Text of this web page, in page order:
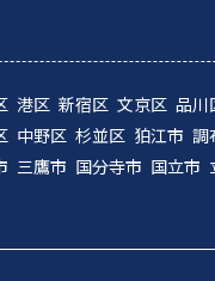
港区 新宿区 文京区 品川
中野区 杉並区 狛江市 調
三鷹市 国分寺市 国立市